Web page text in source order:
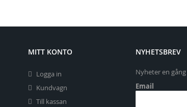
MITT KONTO
Logga in
Kundvagn
Till kassan
NYHETSBREV
Nyheter en
Email